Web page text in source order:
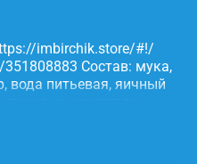
imbirchik.store/#!/
Состав: мука,
вода питьевая, яичный
красители.